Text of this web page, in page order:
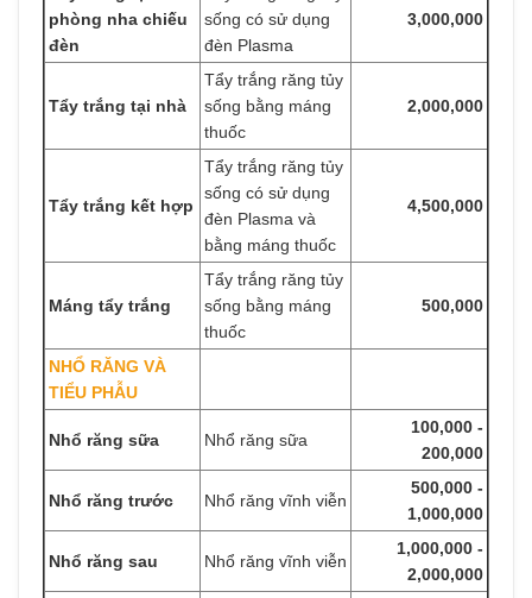
phòng nha chiếu
đèn
sống có sử dụng
đèn Plasma
3,000,000
Tẩy trắng tại nhà
Tẩy trắng răng tủy
sống bằng máng
thuốc
2,000,000
Tẩy trắng kết hợp
Tẩy trắng răng tủy
sống có sử dụng
đèn Plasma và
bằng máng thuốc
4,500,000
Máng tẩy trắng
Tẩy trắng răng tủy
sống bằng máng
thuốc
500,000
NHỔ RĂNG VÀ
TIỂU PHẪU
Nhổ răng sữa Nhổ răng sữa
100,000 -
200,000
Nhổ răng trước Nhổ răng vĩnh viễn
500,000 -
1,000,000
Nhổ răng sau Nhổ răng vĩnh viễn
1,000,000 -
2,000,000